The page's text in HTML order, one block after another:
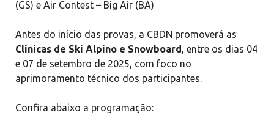
(GS) e Air Contest – Big Air (BA)
Antes do início das provas, a CBDN promoverá as
Clínicas de Ski Alpino e Snowboard, entre os dias 04
e 07 de setembro de 2025, com foco no
aprimoramento técnico dos participantes.
Confira abaixo a programação: